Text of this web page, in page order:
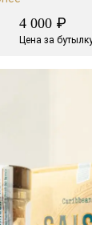
4 000 ₽
Цена за